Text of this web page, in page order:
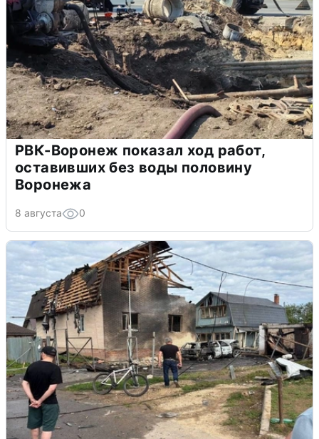
РВК-Воронеж показал ход работ,
оставивших без воды половину
Воронежа
8 августа 0